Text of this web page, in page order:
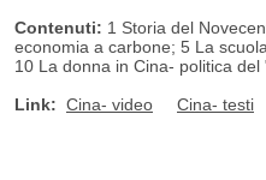
Contenuti: 1 Storia del
economia a carbone; 5 La
10 La donna in Cina- politica del
Link: Cina- video Cina- testi